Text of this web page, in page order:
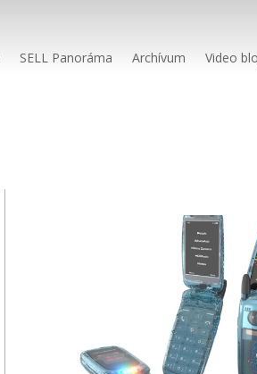
SELL Panoráma Archívum Video